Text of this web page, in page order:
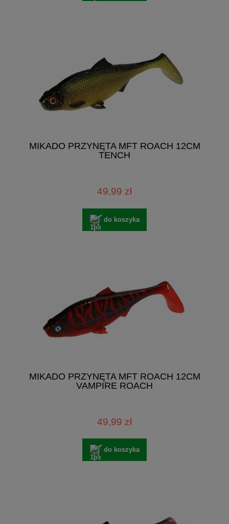
MIKADO PRZYNĘTA MFT ROACH 12CM
TENCH
49,99 zł
do koszyka
MIKADO PRZYNĘTA MFT ROACH 12CM
VAMPIRE ROACH
49,99 zł
do koszyka